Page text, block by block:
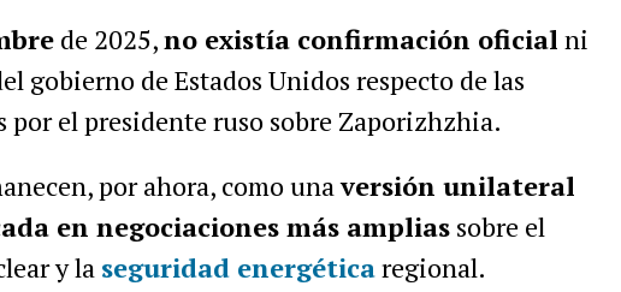
de 2025,no existía confirmación oficial ni
gobierno de Estados Unidos respecto de las
por el presidente ruso sobre Zaporizhzhia.
por ahora, como unaversión unilateral
en negociaciones más ampliassobre el
y la seguridad energéticaregional.